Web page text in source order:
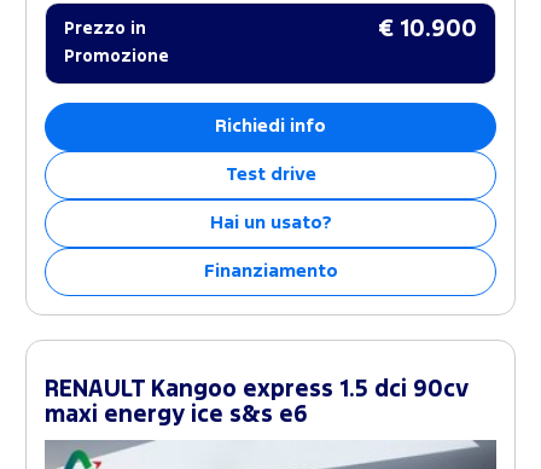
Prezzo in
Promozione
€ 10.900
Richiedi info
Test drive
Hai un usato?
Finanziamento
RENAULT Kangoo express 1.5 dci 90cv
maxi energy ice s&s e6